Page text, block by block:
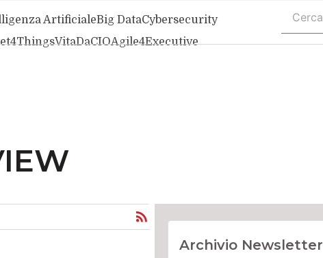
ArtificialeBig DataCybersecurity
VitaDaCIOAgile4Executive
Archivio Newsletter